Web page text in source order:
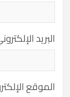
البريد
الموقع